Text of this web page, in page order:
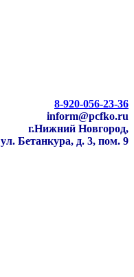
8-920-056-23-36
inform@pcfko.ru
г.Нижний Новгород,
ул. Бетанкура, д. 3, пом. 9